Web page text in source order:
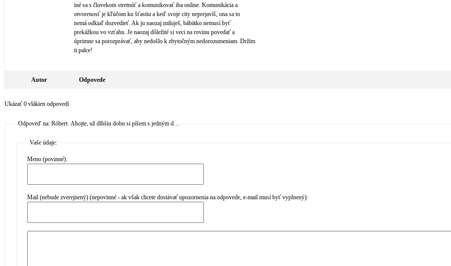
iné sa s človekom stretnúť a komunikovať iba online. Komunikácia a
otvorenosť je kľúčom ku šťastiu a keď svoje city neprejavíš, ona sa to
nemá odkiaľ dozvedieť. Ak ju naozaj miluješ, bábätko nemusí byť
prekážkou vo vzťahu. Je naozaj dôležité si veci na rovinu povedať a
úprimne sa porozprávať, aby nedošlo k zbytočným nedorozumeniam. Držím
ti palce!
Autor Odpovede
Ukázať 0 vlákien odpovedí
Odpoveď na: Róbert: Ahojte, už dlhšiu dobu si píšem s jedným d…
Vaše údaje:
Meno (povinné):
Mail (nebude zverejnený) (nepovinné - ak však chcete dostávať upozornenia na odpovede, e-mail musí byť vyplnený):